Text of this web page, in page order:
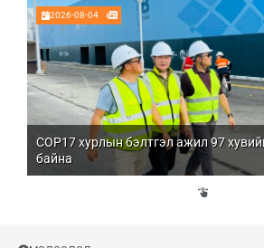
2026-08-04
COP17 хурлын бэлтгэл ажил 97
байна